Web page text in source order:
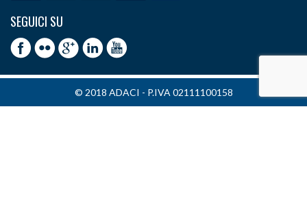
SEGUICI SU
© 2018 ADACI - P.IVA 02111100158